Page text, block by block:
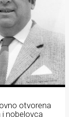
otvorena
nobelovca